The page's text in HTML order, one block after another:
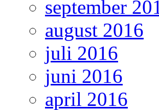
september
august 2016
juli 2016
juni 2016
april 2016